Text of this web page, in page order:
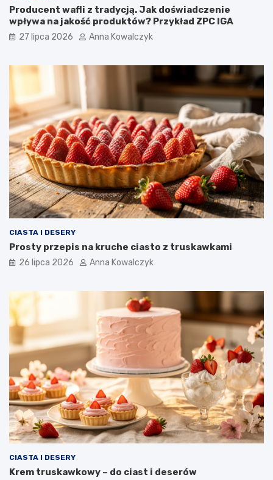
Producent wafli z tradycją. Jak doświadczenie
wpływa na jakość produktów? Przykład ZPC IGA
27 lipca 2026 Anna Kowalczyk
CIASTA I DESERY
Prosty przepis na kruche ciasto z truskawkami
26 lipca 2026 Anna Kowalczyk
CIASTA I DESERY
Krem truskawkowy – do ciast i deserów